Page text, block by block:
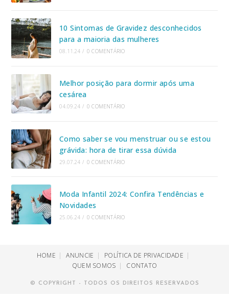
10 Sintomas de Gravidez desconhecidos
para a maioria das mulheres
08.11.24 / 0 COMENTÁRIO
Melhor posição para dormir após uma
cesárea
04.09.24 / 0 COMENTÁRIO
Como saber se vou menstruar ou se estou
grávida: hora de tirar essa dúvida
29.07.24 / 0 COMENTÁRIO
Moda Infantil 2024: Confira Tendências e
Novidades
25.06.24 / 0 COMENTÁRIO
HOME ANUNCIE
POLÍTICA DE PRIVACIDADE
QUEM SOMOS
CONTATO
© COPYRIGHT - TODOS OS DIREITOS RESERVADOS